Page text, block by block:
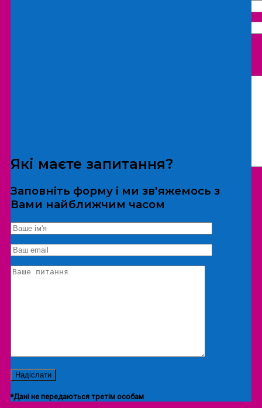
*Дані не передаються третім особам
Екскурсія/локація
Які маєте запитання?
Заповніть форму і ми зв'яжемось з
Вами найближчим часом
*Дані не передаються третім особам